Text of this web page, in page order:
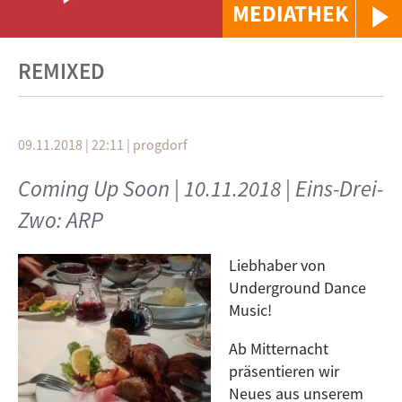
MEDIATHEK
REMIXED
09.11.2018 | 22:11 | progdorf
Coming Up Soon | 10.11.2018 | Eins-Drei-
Zwo: ARP
Liebhaber von
Underground Dance
Music!
Ab Mitternacht
präsentieren wir
Neues aus unserem